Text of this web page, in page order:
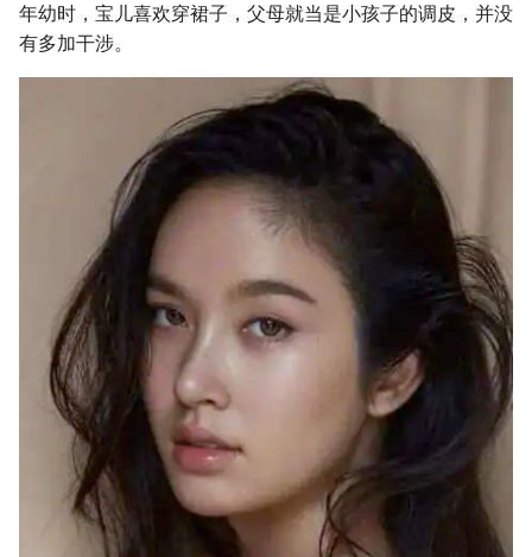
年幼时，宝儿喜欢穿裙子，父母就当是小孩子的调皮，并没
有多加干涉。